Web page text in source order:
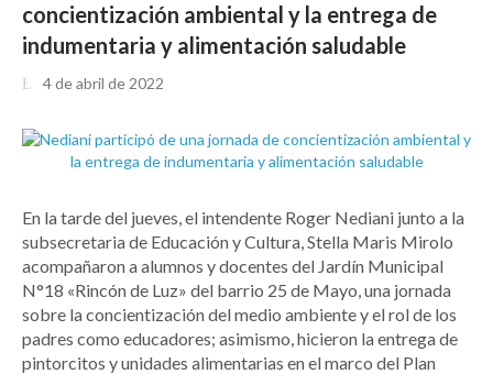
concientización ambiental y la entrega de
indumentaria y alimentación saludable
4 de abril de 2022
En la tarde del jueves, el intendente Roger Nediani junto a la
subsecretaria de Educación y Cultura, Stella Maris Mirolo
acompañaron a alumnos y docentes del Jardín Municipal
N°18 «Rincón de Luz» del barrio 25 de Mayo, una jornada
sobre la concientización del medio ambiente y el rol de los
padres como educadores; asimismo, hicieron la entrega de
pintorcitos y unidades alimentarias en el marco del Plan